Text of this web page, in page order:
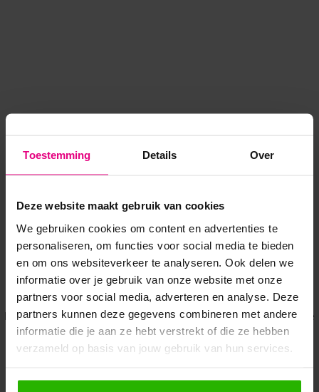
Toestemming Details Over
Deze website maakt gebruik van cookies
We gebruiken cookies om content en advertenties te
personaliseren, om functies voor social media te bieden
en om ons websiteverkeer te analyseren. Ook delen we
informatie over je gebruik van onze website met onze
partners voor social media, adverteren en analyse. Deze
partners kunnen deze gegevens combineren met andere
informatie die je aan ze hebt verstrekt of die ze hebben
verzameld op basis van jouw gebruik van hun services.
Als je op "Accepteer" klikt, dan geef je Voordeeluitjes.nl
Application error: a client-side exception has occurred while
loadingwww.voordeeluitjes.nl (see the browser console for more
information).